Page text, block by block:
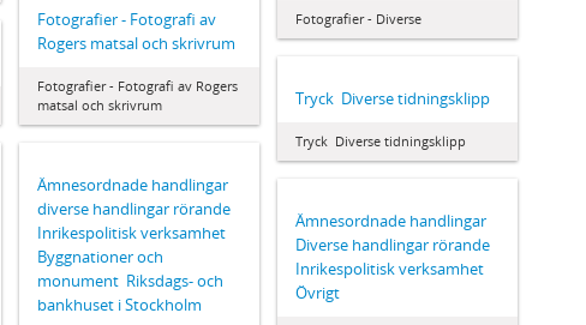
Fotografier - Diverse
Fotografier - Fotografi av
Rogers matsal och skrivrum
Fotografier - Fotografi av Rogers
matsal och skrivrum
Tryck  Diverse tidningsklipp
Tryck  Diverse tidningsklipp
Ämnesordnade handlingar 
diverse handlingar rörande
Inrikespolitisk verksamhet 
Byggnationer och
monument  Riksdags- och
bankhuset i Stockholm
Ämnesordnade handlingar 
Diverse handlingar rörande
Inrikespolitisk verksamhet 
Övrigt